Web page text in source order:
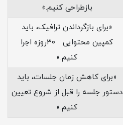
بازطراحی کنیم.»
«برای بازگرداندن ترافیک، باید
کمپین محتوایی ۳۰روزه اجرا
کنیم.»
«برای کاهش زمان جلسات، باید
دستور جلسه را قبل از شروع تعیین
کنیم.»